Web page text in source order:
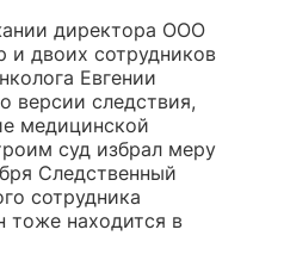
директора ООО
и двоих сотрудников
Евгении
версии следствия,
медицинской
суд избрал меру
Следственный
сотрудника
тоже находится в